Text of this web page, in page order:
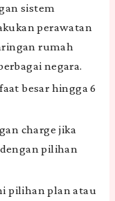
sistem
perawatan
rumah
negara.
besar hingga 6
charge jika
pilihan
pilihan plan atau